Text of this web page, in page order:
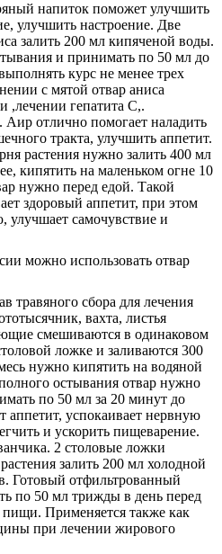
напиток поможет улучшить
улучшить настроение. Две
залить 200 мл кипяченой воды.
и принимать по 50 мл до
курс не менее трех
с мятой отвар аниса
,лечении гепатита С,.
Аир отлично помогает наладить
тракта, улучшить аппетит.
растения нужно залить 400 мл
кипятить на маленьком огне 10
нужно перед едой. Такой
здоровый аппетит, при этом
самочувствие и
травяного сбора для лечения
вахта, листья
смешиваются в одинаковом
ложке и заливаются 300
нужно кипятить на водяной
остывания отвар нужно
по 50 мл за 20 минут до
аппетит, успокаивает нервную
и ускорить пищеварение.
2 столовые ложки
залить 200 мл холодной
Готовый отфильтрованный
по 50 мл трижды в день перед
Применяется также как
при лечении жирового